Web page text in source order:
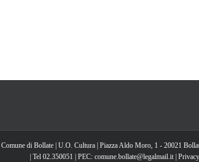
Comune di Bollate | U.O. Cultura | Piazza Aldo Moro, 1 - 20021
| Tel 02.350051 | PEC: comune.bollate@legalmail.it |